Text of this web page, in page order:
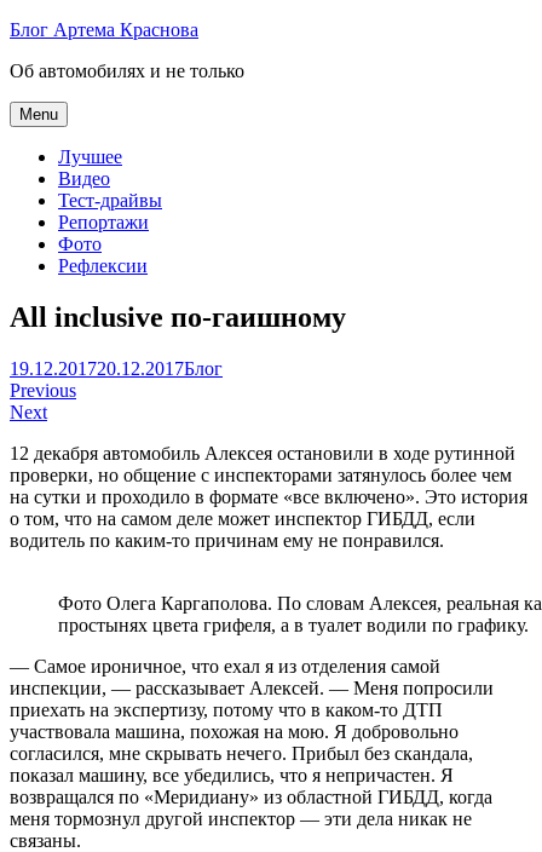
Skip
content
Блог Артема Краснова
Об автомобилях и не только
Menu
Лучшее
Видео
Тест-драйвы
Репортажи
Фото
Рефлексии
All inclusive по-гаишному
Артем
Краснов
19.12.201720.12.2017Блог
Навигация
по
записям
Previous
Next
12 декабря автомобиль Алексея остановили в ходе рутинной
проверки, но общение с инспекторами затянулось более чем
на сутки и проходило в формате «все включено». Это история
о том, что на самом деле может инспектор ГИБДД, если
водитель по каким-то причинам ему не понравился.
Фото Олега Каргаполова. По словам Алексея, реальная
простынях цвета грифеля, а в туалет водили по графику.
— Самое ироничное, что ехал я из отделения самой
инспекции, — рассказывает Алексей. — Меня попросили
приехать на экспертизу, потому что в каком-то ДТП
участвовала машина, похожая на мою. Я добровольно
согласился, мне скрывать нечего. Прибыл без скандала,
показал машину, все убедились, что я непричастен. Я
возвращался по «Меридиану» из областной ГИБДД, когда
меня тормознул другой инспектор — эти дела никак не
связаны.